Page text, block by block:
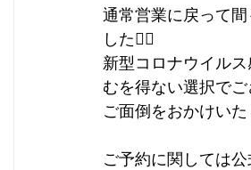
横濱市民酒場グルリと オリジ
新刊のお知らせ フォローアッ
カテゴリー 1 カテゴリー 2
通常営業に戻って
した🙇‍♀️
新型コロナウイル
むを得ない選択で
ご面倒をおかけい
ご予約に関しては